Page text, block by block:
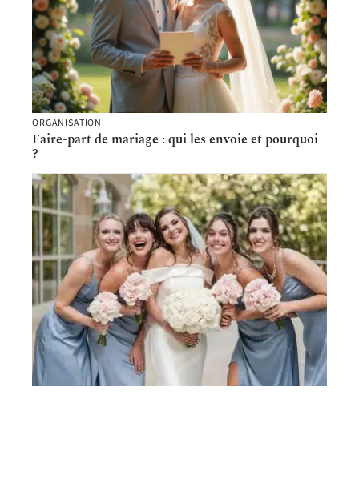
ORGANISATION
Faire-part de mariage : qui les envoie et pourquoi
?